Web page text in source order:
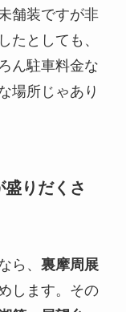
舗装ですが非
たとしても、
ん駐車料金な
場所じゃあり
りだくさ
ら、 裏摩周展
します。その